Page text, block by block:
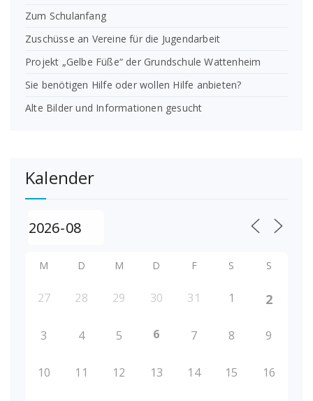
Zum Schulanfang
Zuschüsse an Vereine für die Jugendarbeit
Projekt „Gelbe Füße“ der Grundschule Wattenheim
Sie benötigen Hilfe oder wollen Hilfe anbieten?
Alte Bilder und Informationen gesucht
Kalender
M D M D F S S
27 28 29 30 31 1 2
3 4 5 6 7 8 9
10 11 12 13 14 15 16